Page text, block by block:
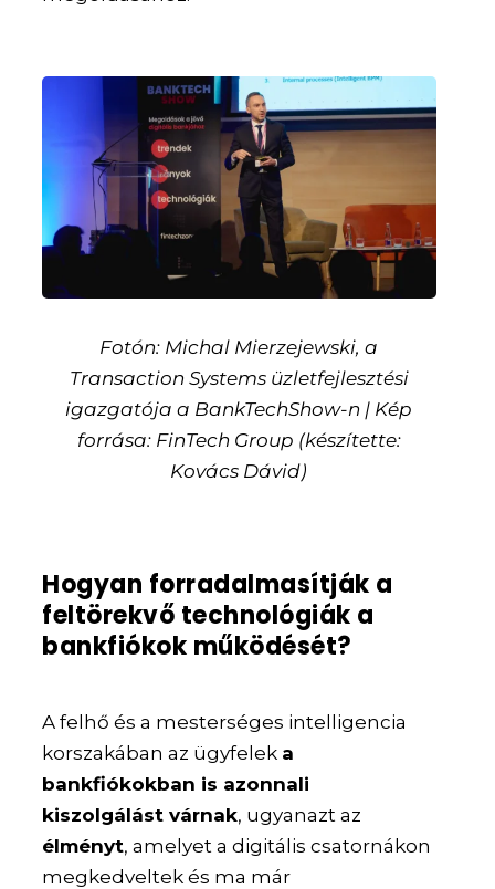
Fotón: Michal Mierzejewski, a
Transaction Systems üzletfejlesztési
igazgatója a BankTechShow-n | Kép
forrása: FinTech Group (készítette:
Kovács Dávid)
Hogyan forradalmasítják a
feltörekvő technológiák a
bankfiókok működését?
A felhő és a mesterséges intelligencia
korszakában az ügyfelek a
bankfiókokban is azonnali
kiszolgálást várnak, ugyanazt az
élményt, amelyet a digitális csatornákon
megkedveltek és ma már